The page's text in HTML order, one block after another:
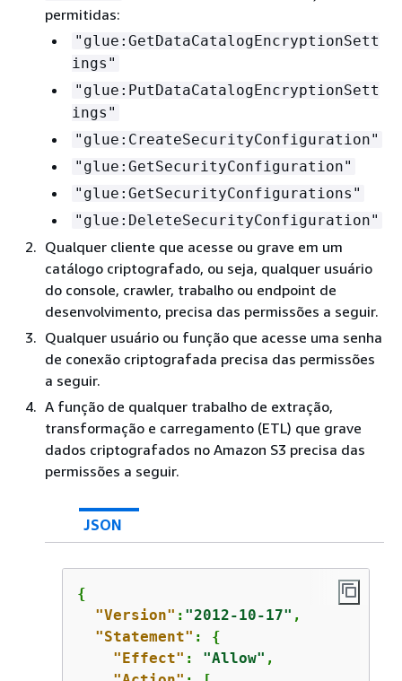
permitidas:
"glue:GetDataCatalogEncryptionSett
ings"
"glue:PutDataCatalogEncryptionSett
ings"
"glue:CreateSecurityConfiguration"
"glue:GetSecurityConfiguration"
"glue:GetSecurityConfigurations"
"glue:DeleteSecurityConfiguration"
Qualquer cliente que acesse ou grave em um
catálogo criptografado, ou seja, qualquer usuário
do console, crawler, trabalho ou endpoint de
desenvolvimento, precisa das permissões a seguir.
Qualquer usuário ou função que acesse uma senha
de conexão criptografada precisa das permissões
a seguir.
A função de qualquer trabalho de extração,
transformação e carregamento (ETL) que grave
dados criptografados no Amazon S3 precisa das
permissões a seguir.
JSON
{
"Version" : "2012-10-17" ,
"Statement" : {
"Effect" : "Allow" ,